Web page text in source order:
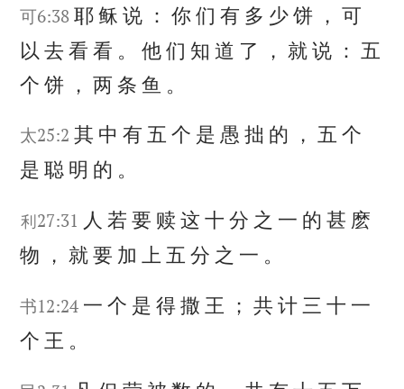
可6:38 耶稣说 ：你们有 多 少饼 ，可
以去看看 。他们 知道 了 ， 就说 ： 五
个饼 ，两条鱼 。
太25:2 其 中有五个 是 愚拙 的 ，五个
是聪 明 的 。
利27:31 人若要 赎这十分 之 一 的甚 麽
物 ，就要 加上五分 之 一 。
书12:24 一个 是得撒王 ；共计三十 一
个王 。